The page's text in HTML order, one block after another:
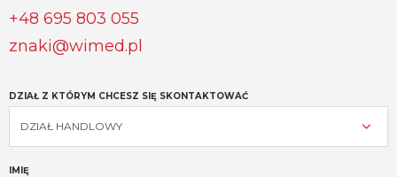
+48 695 803 055
znaki@wimed.pl
DZIAŁ Z KTÓRYM CHCESZ SIĘ SKONTAKTOWAĆ
IMIĘ